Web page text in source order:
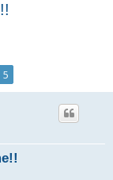
5